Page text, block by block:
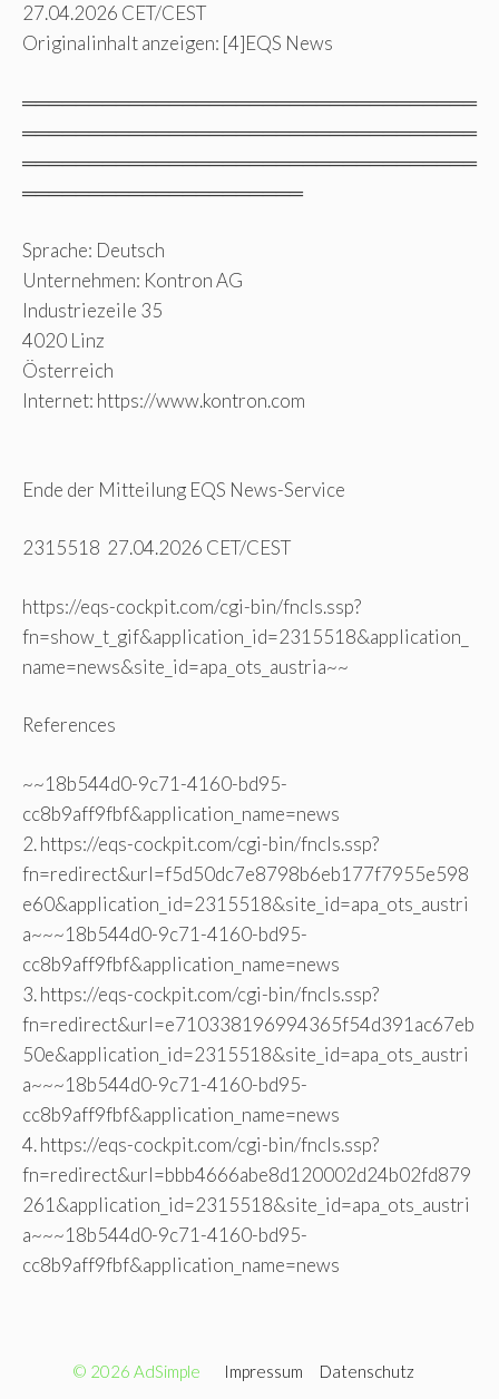
27.04.2026 CET/CEST
Originalinhalt anzeigen: [4]EQS News
══════════════════════════════════
══════════════════════════════════
══════════════════════════════════
═════════════════════
Sprache: Deutsch
Unternehmen: Kontron AG
Industriezeile 35
4020 Linz
Österreich
Internet: https://www.kontron.com
Ende der Mitteilung EQS News-Service
2315518 27.04.2026 CET/CEST
https://eqs-cockpit.com/cgi-bin/fncls.ssp?
fn=show_t_gif&application_id=2315518&application_
name=news&site_id=apa_ots_austria~~
References
~~18b544d0-9c71-4160-bd95-
cc8b9aff9fbf&application_name=news
2. https://eqs-cockpit.com/cgi-bin/fncls.ssp?
fn=redirect&url=f5d50dc7e8798b6eb177f7955e598
e60&application_id=2315518&site_id=apa_ots_austri
a~~~18b544d0-9c71-4160-bd95-
cc8b9aff9fbf&application_name=news
3. https://eqs-cockpit.com/cgi-bin/fncls.ssp?
fn=redirect&url=e710338196994365f54d391ac67eb
50e&application_id=2315518&site_id=apa_ots_austri
a~~~18b544d0-9c71-4160-bd95-
cc8b9aff9fbf&application_name=news
4. https://eqs-cockpit.com/cgi-bin/fncls.ssp?
fn=redirect&url=bbb4666abe8d120002d24b02fd879
261&application_id=2315518&site_id=apa_ots_austri
a~~~18b544d0-9c71-4160-bd95-
cc8b9aff9fbf&application_name=news
© 2026 AdSimple Impressum Datenschutz